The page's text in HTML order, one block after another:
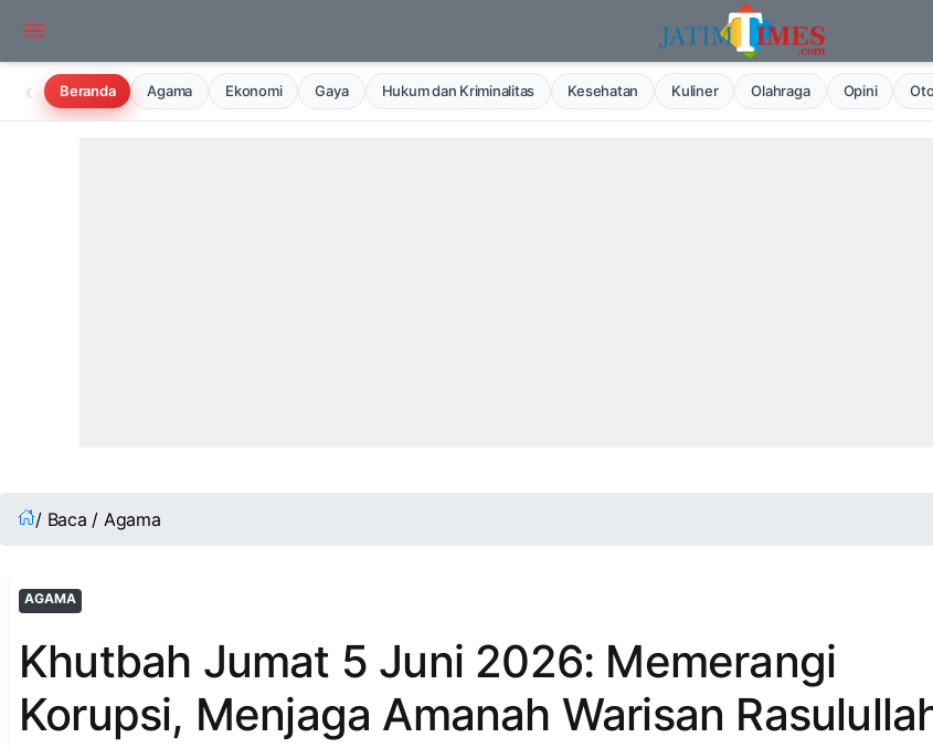
‹ Beranda Agama Ekonomi Gaya Hukum dan Kriminalitas Kesehatan Kuliner Olahraga Opini
/ Baca / Agama
AGAMA
Khutbah Jumat 5 Juni 2026: Memerangi
Korupsi, Menjaga Amanah Warisan